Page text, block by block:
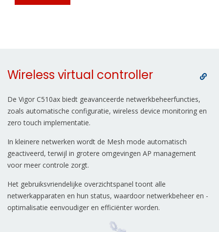
Wireless virtual controller
De Vigor C510ax biedt geavanceerde netwerkbeheerfuncties,
zoals automatische configuratie, wireless device monitoring en
zero touch implementatie.
In kleinere netwerken wordt de Mesh mode automatisch
geactiveerd, terwijl in grotere omgevingen AP management
voor meer controle zorgt.
Het gebruiksvriendelijke overzichtspanel toont alle
netwerkapparaten en hun status, waardoor netwerkbeheer en -
optimalisatie eenvoudiger en efficiënter worden.